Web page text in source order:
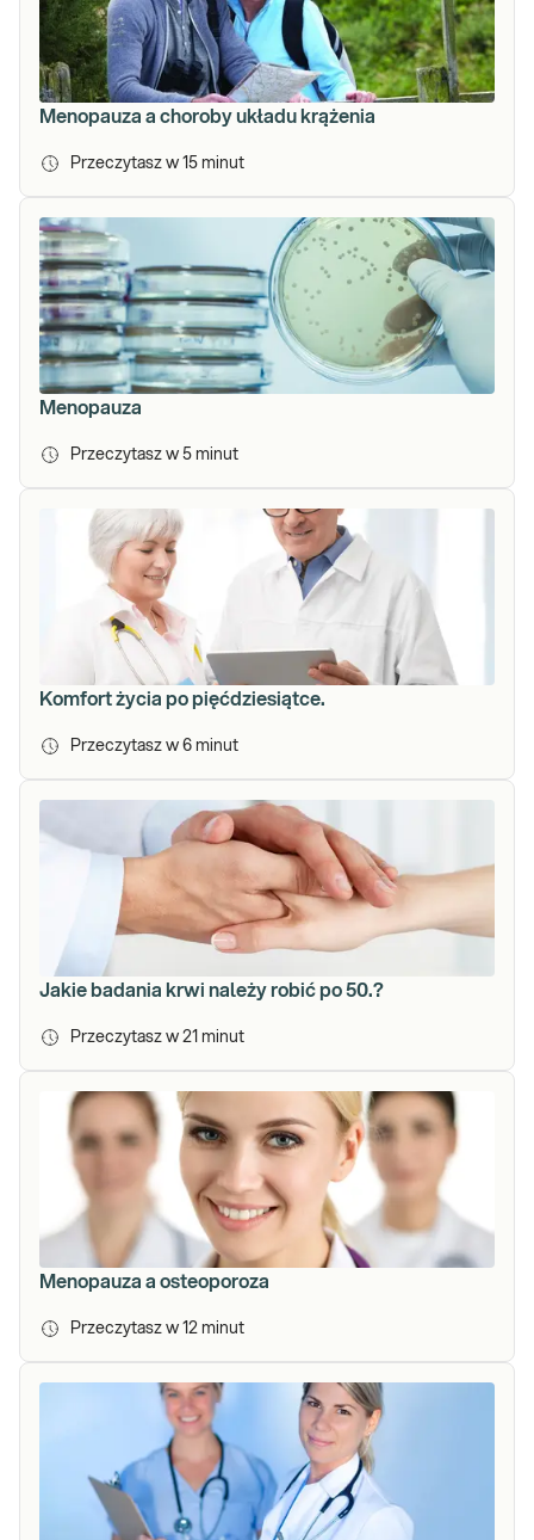
Menopauza a choroby układu krążenia
Przeczytasz w 15 minut
Menopauza
Przeczytasz w 5 minut
Komfort życia po pięćdziesiątce.
Przeczytasz w 6 minut
Jakie badania krwi należy robić po 50.?
Przeczytasz w 21 minut
Menopauza a osteoporoza
Przeczytasz w 12 minut